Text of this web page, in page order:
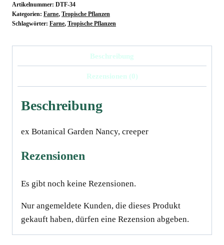
Menge
Artikelnummer: DTF-34
Kategorien: Farne, Tropische Pflanzen
Schlagwörter: Farne, Tropische Pflanzen
Beschreibung
Rezensionen (0)
Beschreibung
ex Botanical Garden Nancy, creeper
Rezensionen
Es gibt noch keine Rezensionen.
Nur angemeldete Kunden, die dieses Produkt
gekauft haben, dürfen eine Rezension abgeben.